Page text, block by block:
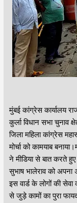
मुंबई कांग्रेस कार्यालय
कुर्ला विधान सभा चुनाव
जिला महिला कांग्रेस
मोर्चा को कामयाब
ने मीडिया से बात करते
सुभाष भालेराव को अपना
इस वार्ड के लोगों की
से जुड़े कामों का पुरा